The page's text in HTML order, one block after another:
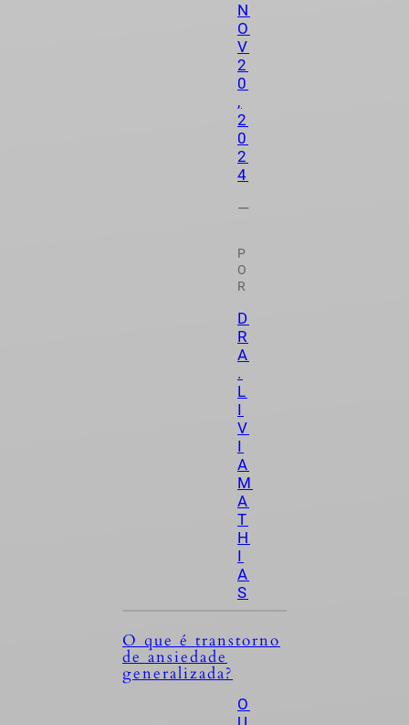
N
O
V
2
0
,
2
0
2
4
—
P
O
R
D
R
A
.
L
I
V
I
A
M
A
T
H
I
A
S
O que é transtorno
de ansiedade
generalizada?
O